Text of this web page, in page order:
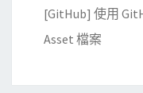
[GitHub] 使用
Asset 檔案